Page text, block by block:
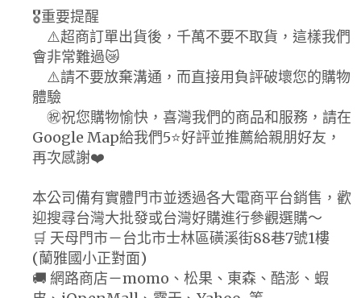
🎖️重要提醒
⚠️超商訂單出貨後，千萬不要不取貨，這樣我們
會非常難過😿
⚠️請不要放棄溝通，而直接用負評破壞您的購物
體驗
㊗️祝您購物愉快，喜灣我們的商品和服務，請在
Google Map給我們5⭐好評並推薦給親朋好友，
再次感謝❤️
本公司備有實體門市並透過各大電商平台銷售，歡
迎搜尋台灣大批發或台灣好購進行參觀選購～
🛒 天母門市－台北市士林區磺溪街88巷7號1樓
(蘭雅國小正對面)
🚚 網路商店－momo、松果、東森、酷澎、蝦